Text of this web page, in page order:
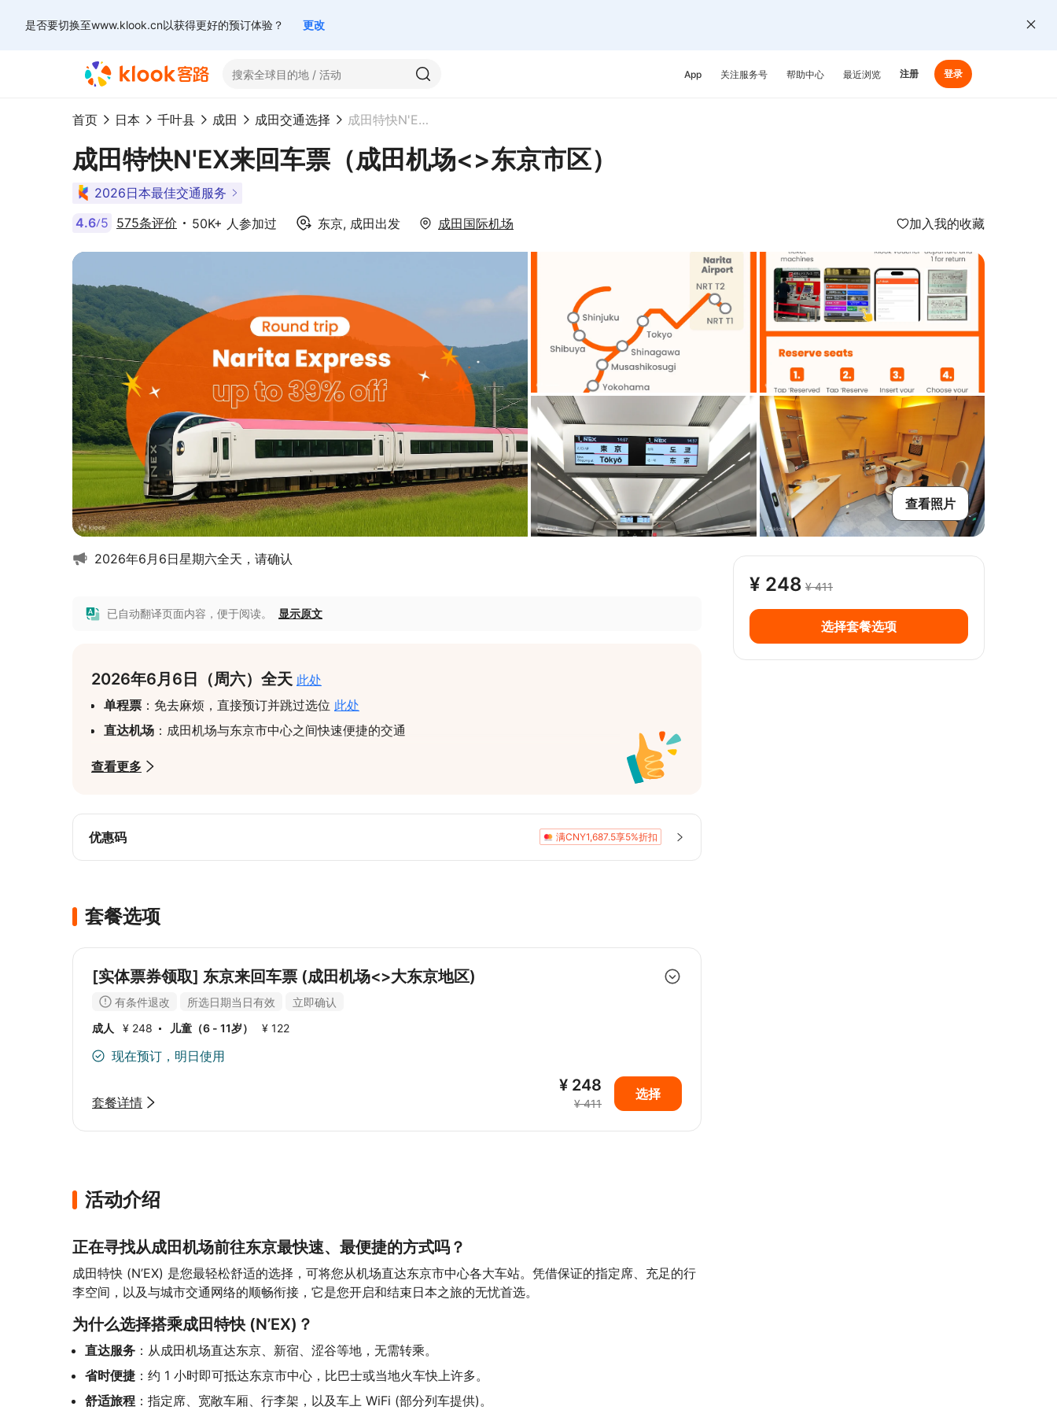
是否要切换至www.klook.cn以获得更好的预订体验？ 更改
App 关注服务号 帮助中心 最近浏览 注册 登录
首页 日本 千叶县 成田 成田交通选择 成田特快N'EX来回车票（成田机场<>东京市区）
成田特快N'EX来回车票（成田机场<>东京市区）
2026日本最佳交通服务
4.6/5 575条评价 50K+ 人参加过 东京, 成田出发 成田国际机场 加入我的收藏
查看照片
¥ 248 ¥ 411
选择套餐选项
2026年6月6日星期六全天，请确认
已自动翻译页面内容，便于阅读。 显示原文
2026年6月6日（周六）全天 此处
单程票 ：免去麻烦，直接预订并跳过选位 此处
直达机场 ：成田机场与东京市中心之间快速便捷的交通
查看更多
优惠码 满CNY1,687.5享5%折扣
套餐选项
[实体票券领取] 东京来回车票 (成田机场<>大东京地区)
有条件退改 所选日期当日有效
立即确认
成人
¥ 248 儿童（6 - 11岁） ¥ 122
现在预订，明日使用
套餐详情
¥ 248
¥ 411
选择
活动介绍
正在寻找从成田机场前往东京最快速、最便捷的方式吗？
成田特快 (N’EX) 是您最轻松舒适的选择，可将您从机场直达东京市中心各大车站。凭借保证的指定席、充足的行
李空间，以及与城市交通网络的顺畅衔接，它是您开启和结束日本之旅的无忧首选。
为什么选择搭乘成田特快 (N’EX)？
直达服务 ：从成田机场直达东京、新宿、涩谷等地，无需转乘。
省时便捷 ：约 1 小时即可抵达东京市中心，比巴士或当地火车快上许多。
舒适旅程 ：指定席、宽敞车厢、行李架，以及车上 WiFi (部分列车提供)。